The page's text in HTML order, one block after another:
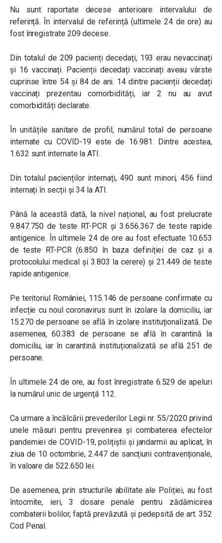
Nu sunt raportate decese anterioare intervalului de
referință. În intervalul de referință (ultimele 24 de ore) au
fost înregistrate 209 decese.
Din totalul de 209 pacienți decedați, 193 erau nevaccinați
și 16 vaccinați. Pacienții decedați vaccinați aveau vârste
cuprinse între 54 și 84 de ani. 14 dintre pacienții decedați
vaccinați prezentau comorbidități, iar 2 nu au avut
comorbidități declarate.
În unitățile sanitare de profil, numărul total de persoane
internate cu COVID-19 este de 16.981. Dintre acestea,
1.632 sunt internate la ATI.
Din totalul pacienților internați, 490 sunt minori, 456 fiind
internați în secții și 34 la ATI.
Până la această dată, la nivel național, au fost prelucrate
9.847.750 de teste RT-PCR și 3.656.367 de teste rapide
antigenice. În ultimele 24 de ore au fost efectuate 10.653
de teste RT-PCR (6.850 în baza definiției de caz și a
protocolului medical și 3.803 la cerere) și 21.449 de teste
rapide antigenice.
Pe teritoriul României, 115.146 de persoane confirmate cu
infecție cu noul coronavirus sunt în izolare la domiciliu, iar
15.270 de persoane se află în izolare instituționalizată. De
asemenea, 60.383 de persoane se află în carantină la
domiciliu, iar în carantină instituționalizată se află 251 de
persoane.
În ultimele 24 de ore, au fost înregistrate 6.529 de apeluri
la numărul unic de urgență 112.
Ca urmare a încălcării prevederilor Legii nr. 55/2020 privind
unele măsuri pentru prevenirea și combaterea efectelor
pandemiei de COVID-19, polițiștii și jandarmii au aplicat, în
ziua de 10 octombrie, 2.447 de sancțiuni contravenționale,
în valoare de 522.650 lei.
De asemenea, prin structurile abilitate ale Poliției, au fost
întocmite, ieri, 3 dosare penale pentru zădărnicirea
combaterii bolilor, faptă prevăzută și pedepsită de art. 352
Cod Penal.